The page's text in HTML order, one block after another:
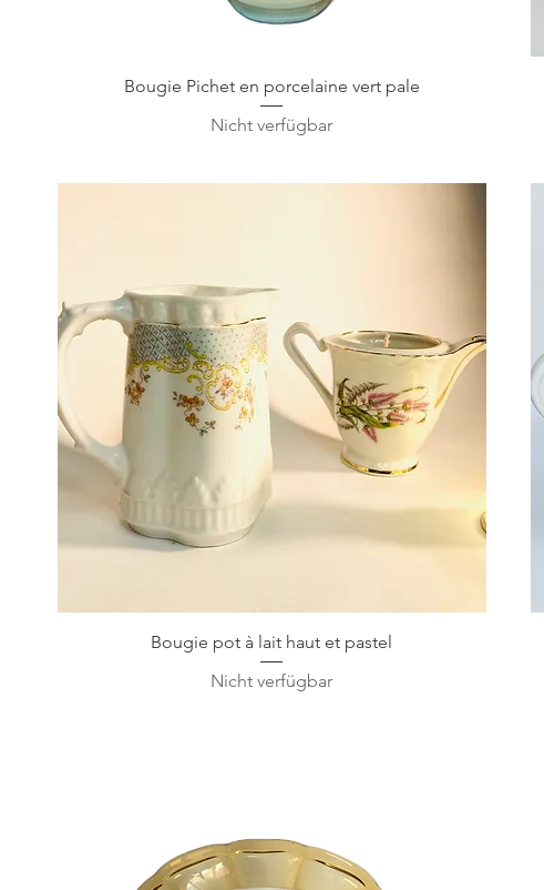
Schnellansicht
Bougie Pichet en porcelaine vert pale
Nicht verfügbar
Schnellansicht
Bougie pot à lait haut et pastel
Nicht verfügbar